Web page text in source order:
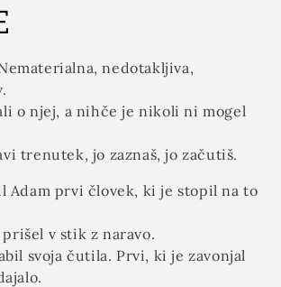
nedotakljiva,
o njej, a nihče je nikoli ni mogel
trenutek, jo zaznaš, jo začutiš.
Adam prvi človek, ki je stopil na to
v stik z naravo.
svoja čutila. Prvi, ki je zavonjal